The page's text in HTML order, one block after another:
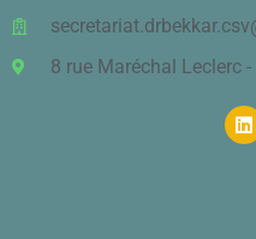
8 rue Maréchal Leclerc